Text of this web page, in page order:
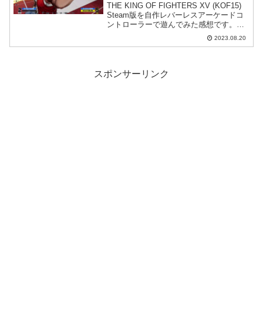
THE KING OF FIGHTERS XV (KOF15)
Steam版を自作レバーレスアーケードコ
ントローラーで遊んでみた感想です。
KOFの複雑なコマンド入力をレバーレス
で成立させるのは大変そうですが、工夫
2023.08.20
スポンサーリンク